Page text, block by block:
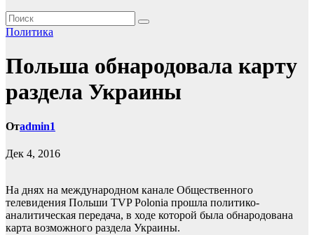
Политика
Польша обнародовала карту
раздела Украины
Отadmin1
Дек 4, 2016
На днях на международном канале Общественного
телевидения Польши TVP Polonia прошла политико-
аналитическая передача, в ходе которой была обнародована
карта возможного раздела Украины.